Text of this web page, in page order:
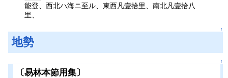
能登、西北ハ海ニ至ル、東西凡壹拾里、南北凡壹拾八
里、
↑
地勢
↑
〔易林本節用集〕